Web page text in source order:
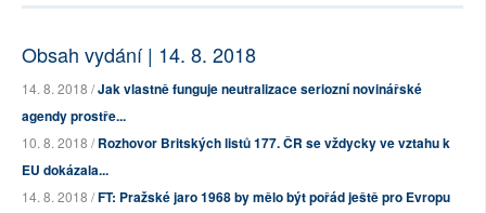
Obsah vydání | 14. 8. 2018
14. 8. 2018 /Jak vlastně funguje neutralizace seriozní novinářské
agendy prostře...
10. 8. 2018 /Rozhovor Britských listů 177. ČR se vždycky ve vztahu k
EU dokázala...
14. 8. 2018 /FT: Pražské jaro 1968 by mělo být pořád ještě pro Evropu